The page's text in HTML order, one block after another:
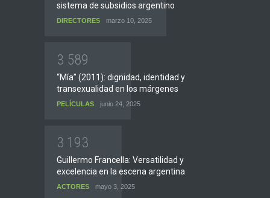
sistema de subsidios argentino
DIRECTORES marzo 10, 2025
3 589
“Mía” (2011): dignidad, identidad y
transexualidad en los márgenes
PELÍCULAS junio 24, 2025
3 1 93
Guillermo Francella: Versatilidad y
excelencia en la escena argentina
ACTORES mayo 3, 2025